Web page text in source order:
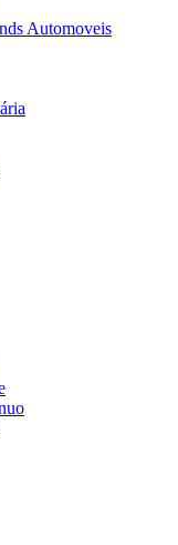
Automoveis